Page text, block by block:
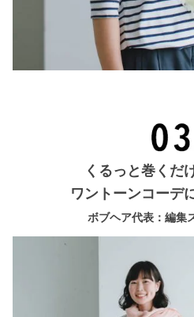
くるっと巻くだ
ワントーンコーデ
ボブヘア代表：編集